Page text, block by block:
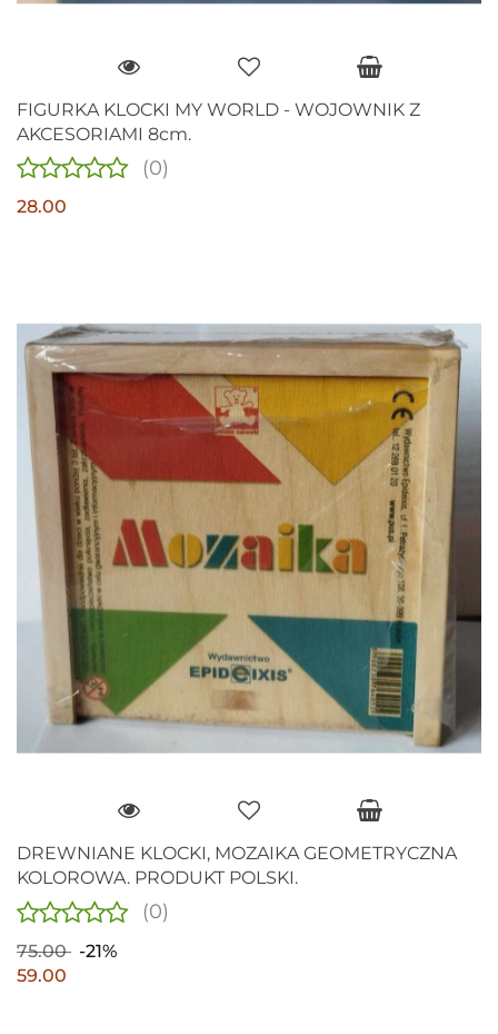
FIGURKA KLOCKI MY WORLD - WOJOWNIK Z
AKCESORIAMI 8cm.
(0)
28.00
DREWNIANE KLOCKI, MOZAIKA GEOMETRYCZNA
KOLOROWA. PRODUKT POLSKI.
(0)
75.00
-21%
59.00